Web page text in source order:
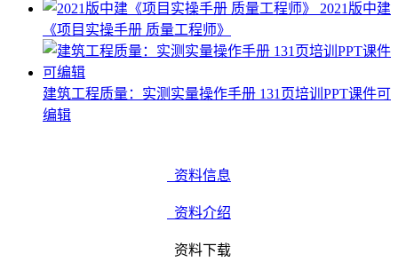
2021版中建
《项目实操手册 质量工程师》
建筑工程质量：实测实量操作手册 131页培训PPT课件可
编辑
资料信息
资料介绍
资料下载